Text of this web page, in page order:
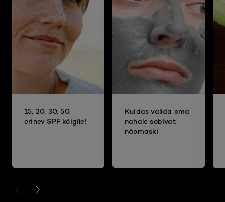
15, 20, 30, 50,
erinev SPF kõigile!
Kuidas valida oma
nahale sobivat
näomaski
PREVIOUS CARD
NEXT CARD